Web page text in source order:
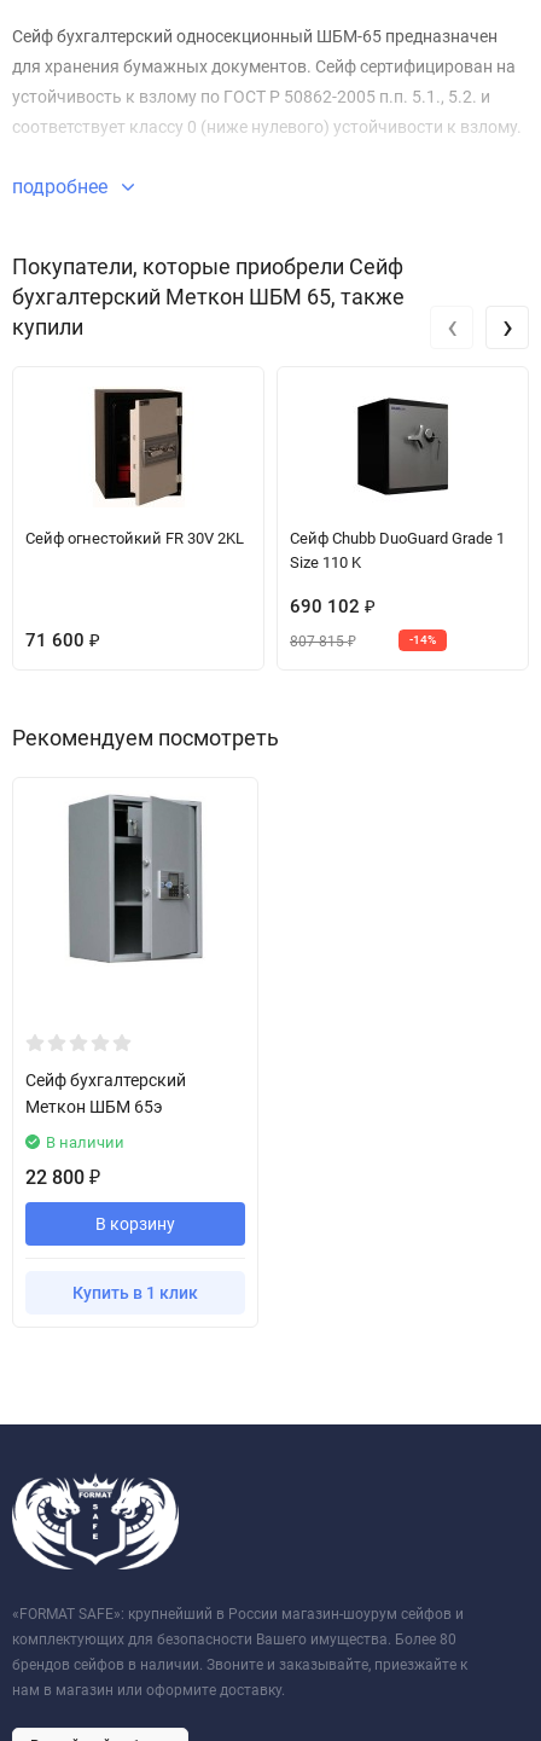
Сейф бухгалтерский односекционный ШБМ-65 предназначен
для хранения бумажных документов. Сейф сертифицирован на
устойчивость к взлому по ГОСТ Р 50862-2005 п.п. 5.1., 5.2. и
соответствует классу 0 (ниже нулевого) устойчивости к взлому.
подробнее
Покупатели, которые приобрели Сейф
бухгалтерский Меткон ШБМ 65, также
купили
Сейф огнестойкий FR 30V 2KL
71 600 ₽
Сейф Chubb DuoGuard Grade 1
Size 110 K
690 102 ₽
807 815₽ -14%
‹ ›
Рекомендуем посмотреть
Сейф бухгалтерский
Меткон ШБМ 65э
В наличии
22 800 ₽
В корзину
Купить в 1 клик
«FORMAT SAFE»: крупнейший в России магазин-шоурум сейфов и
комплектующих для безопасности Вашего имущества. Более 80
брендов сейфов в наличии. Звоните и заказывайте, приезжайте к
нам в магазин или оформите доставку.